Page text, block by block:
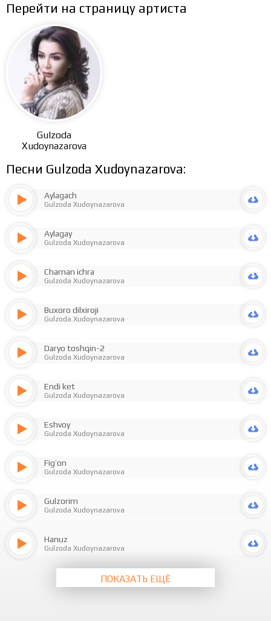
Перейти на страницу артиста
Gulzoda
Xudoynazarova
Песни Gulzoda Xudoynazarova:
Aylagach
Gulzoda Xudoynazarova
Aylagay
Gulzoda Xudoynazarova
Chaman ichra
Gulzoda Xudoynazarova
Buxoro dilxiroji
Gulzoda Xudoynazarova
Daryo toshqin-2
Gulzoda Xudoynazarova
Endi ket
Gulzoda Xudoynazarova
Eshvoy
Gulzoda Xudoynazarova
Fig’on
Gulzoda Xudoynazarova
Gulzorim
Gulzoda Xudoynazarova
Hanuz
Gulzoda Xudoynazarova
ПОКАЗАТЬ ЕЩЁ